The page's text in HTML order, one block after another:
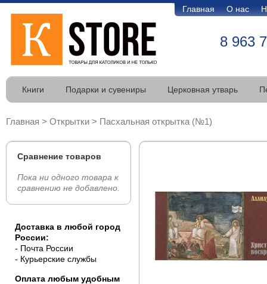
Главная О нас
8 963
Книги Подарки и сувениры Церковная утварь
Главная > Открытки > Пасхальная открытка (№1)
Сравнение товаров
Пока ни одного товара к
сравнению не добавлено.
Доставка в любой город
России:
- Почта России
- Курьерские службы
Оплата любым удобным